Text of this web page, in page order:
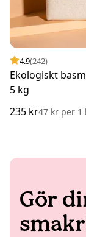
4.9(242)
Ekologiskt
5 kg
235 kr47 kr per 1
Gör